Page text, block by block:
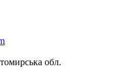
обл.